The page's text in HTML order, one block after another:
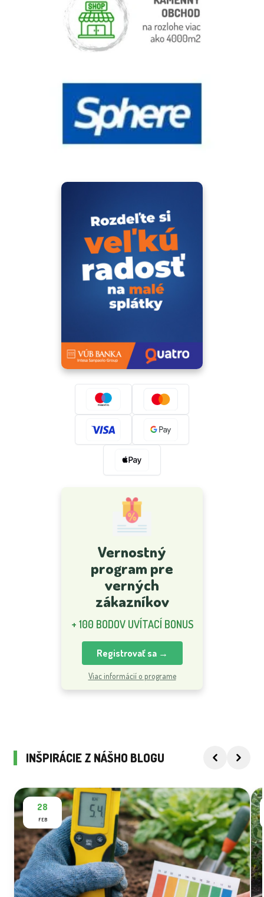
Vernostný
program pre
verných
zákazníkov
+ 100 BODOV UVÍTACÍ BONUS
Registrovať sa →
Viac informácií o programe
INŠPIRÁCIE Z NÁŠHO BLOGU
28
FEB